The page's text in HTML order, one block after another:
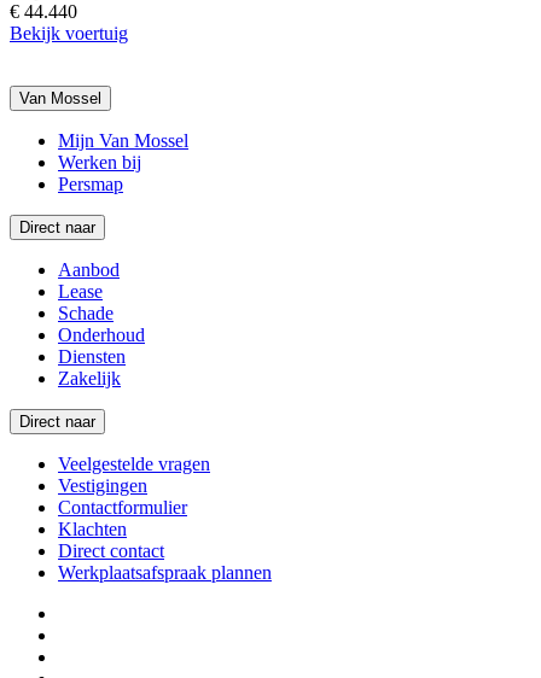
€ 44.440
Bekijk voertuig
Van Mossel
Mijn Van Mossel
Werken bij
Persmap
Direct naar
Aanbod
Lease
Schade
Onderhoud
Diensten
Zakelijk
Direct naar
Veelgestelde vragen
Vestigingen
Contactformulier
Klachten
Direct contact
Werkplaatsafspraak plannen